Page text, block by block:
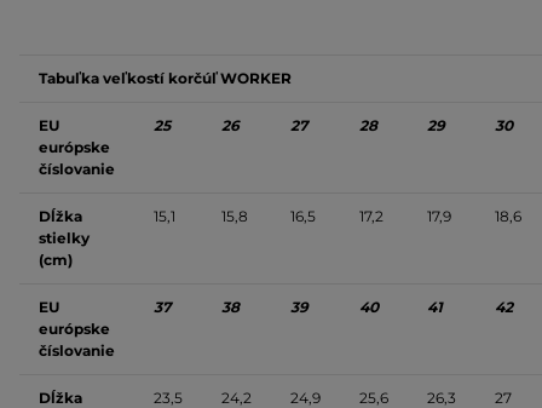
Tabuľka veľkostí korčúľ WORKER
EU
európske
číslovanie
25 26 27 28 29 30
Dĺžka
stielky
(cm)
15,1 15,8 16,5 17,2 17,9 18,6
EU
európske
číslovanie
37 38 39 40 41 42
Dĺžka
23,5 24,2 24,9 25,6 26,3 27